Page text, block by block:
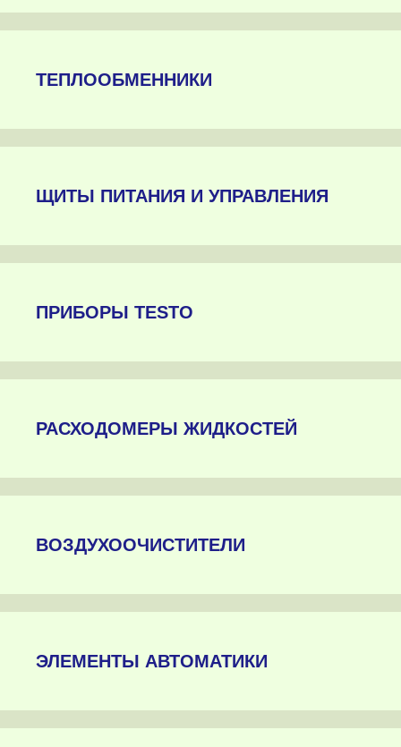
ТЕПЛООБМЕННИКИ
ЩИТЫ ПИТАНИЯ И УПРАВЛЕНИЯ
ПРИБОРЫ TESTO
РАСХОДОМЕРЫ ЖИДКОСТЕЙ
ВОЗДУХООЧИСТИТЕЛИ
ЭЛЕМЕНТЫ АВТОМАТИКИ